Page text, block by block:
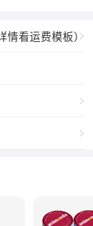
情看运费模板）